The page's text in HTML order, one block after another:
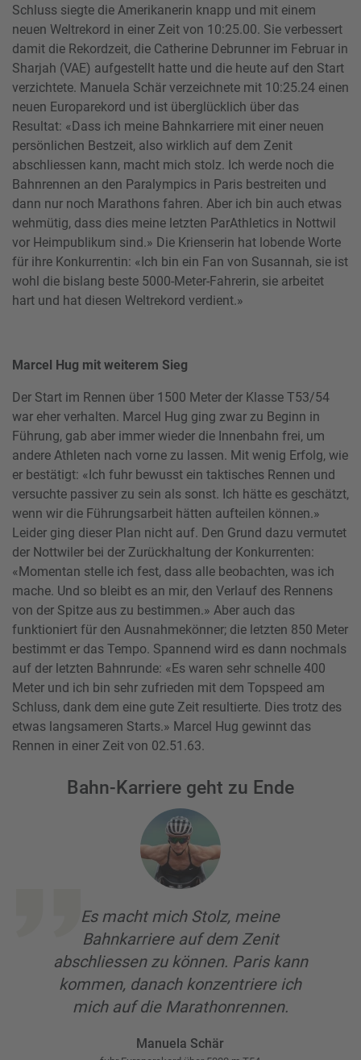
Schluss siegte die Amerikanerin knapp und mit einem
neuen Weltrekord in einer Zeit von 10:25.00. Sie verbessert
damit die Rekordzeit, die Catherine Debrunner im Februar in
Sharjah (VAE) aufgestellt hatte und die heute auf den Start
verzichtete. Manuela Schär verzeichnete mit 10:25.24 einen
neuen Europarekord und ist überglücklich über das
Resultat: «Dass ich meine Bahnkarriere mit einer neuen
persönlichen Bestzeit, also wirklich auf dem Zenit
abschliessen kann, macht mich stolz. Ich werde noch die
Bahnrennen an den Paralympics in Paris bestreiten und
dann nur noch Marathons fahren. Aber ich bin auch etwas
wehmütig, dass dies meine letzten ParAthletics in Nottwil
vor Heimpublikum sind.» Die Krienserin hat lobende Worte
für ihre Konkurrentin: «Ich bin ein Fan von Susannah, sie ist
wohl die bislang beste 5000-Meter-Fahrerin, sie arbeitet
hart und hat diesen Weltrekord verdient.»
Marcel Hug mit weiterem Sieg
Der Start im Rennen über 1500 Meter der Klasse T53/54
war eher verhalten. Marcel Hug ging zwar zu Beginn in
Führung, gab aber immer wieder die Innenbahn frei, um
andere Athleten nach vorne zu lassen. Mit wenig Erfolg, wie
er bestätigt: «Ich fuhr bewusst ein taktisches Rennen und
versuchte passiver zu sein als sonst. Ich hätte es geschätzt,
wenn wir die Führungsarbeit hätten aufteilen können.»
Leider ging dieser Plan nicht auf. Den Grund dazu vermutet
der Nottwiler bei der Zurückhaltung der Konkurrenten:
«Momentan stelle ich fest, dass alle beobachten, was ich
mache. Und so bleibt es an mir, den Verlauf des Rennens
von der Spitze aus zu bestimmen.» Aber auch das
funktioniert für den Ausnahmekönner; die letzten 850 Meter
bestimmt er das Tempo. Spannend wird es dann nochmals
auf der letzten Bahnrunde: «Es waren sehr schnelle 400
Meter und ich bin sehr zufrieden mit dem Topspeed am
Schluss, dank dem eine gute Zeit resultierte. Dies trotz des
etwas langsameren Starts.» Marcel Hug gewinnt das
Rennen in einer Zeit von 02.51.63.
Bahn-Karriere geht zu Ende
Es macht mich Stolz, meine
Bahnkarriere auf dem Zenit
abschliessen zu können. Paris kann
kommen, danach konzentriere ich
mich auf die Marathonrennen.
Manuela Schär